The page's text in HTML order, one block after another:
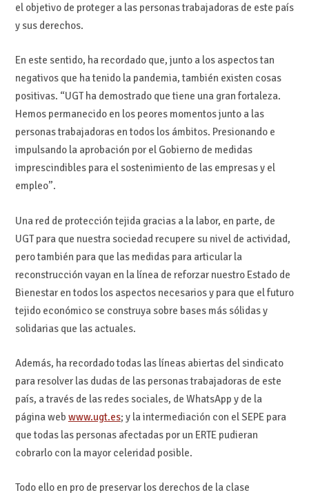
el objetivo de proteger a las personas trabajadoras de este país
y sus derechos.
En este sentido, ha recordado que, junto a los aspectos tan
negativos que ha tenido la pandemia, también existen cosas
positivas. “UGT ha demostrado que tiene una gran fortaleza.
Hemos permanecido en los peores momentos junto a las
personas trabajadoras en todos los ámbitos. Presionando e
impulsando la aprobación por el Gobierno de medidas
imprescindibles para el sostenimiento de las empresas y el
empleo”.
Una red de protección tejida gracias a la labor, en parte, de
UGT para que nuestra sociedad recupere su nivel de actividad,
pero también para que las medidas para articular la
reconstrucción vayan en la línea de reforzar nuestro Estado de
Bienestar en todos los aspectos necesarios y para que el futuro
tejido económico se construya sobre bases más sólidas y
solidarias que las actuales.
Además, ha recordado todas las líneas abiertas del sindicato
para resolver las dudas de las personas trabajadoras de este
país, a través de las redes sociales, de WhatsApp y de la
página web www.ugt.es; y la intermediación con el SEPE para
que todas las personas afectadas por un ERTE pudieran
cobrarlo con la mayor celeridad posible.
Todo ello en pro de preservar los derechos de la clase